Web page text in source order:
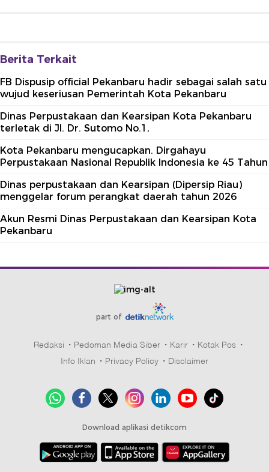
Berita Terkait
FB Dispusip official Pekanbaru hadir sebagai salah satu
wujud keseriusan Pemerintah Kota Pekanbaru
Dinas Perpustakaan dan Kearsipan Kota Pekanbaru
terletak di Jl. Dr. Sutomo No.1,
Kota Pekanbaru mengucapkan. Dirgahayu
Perpustakaan Nasional Republik Indonesia ke 45 Tahun
Dinas perpustakaan dan Kearsipan (Dipersip Riau)
menggelar forum perangkat daerah tahun 2026
Akun Resmi Dinas Perpustakaan dan Kearsipan Kota
Pekanbaru
part of
Redaksi Pedoman Media Siber Karir
Kotak Pos
Info Iklan
Privacy Policy Disclaimer
Download aplikasi detikcom